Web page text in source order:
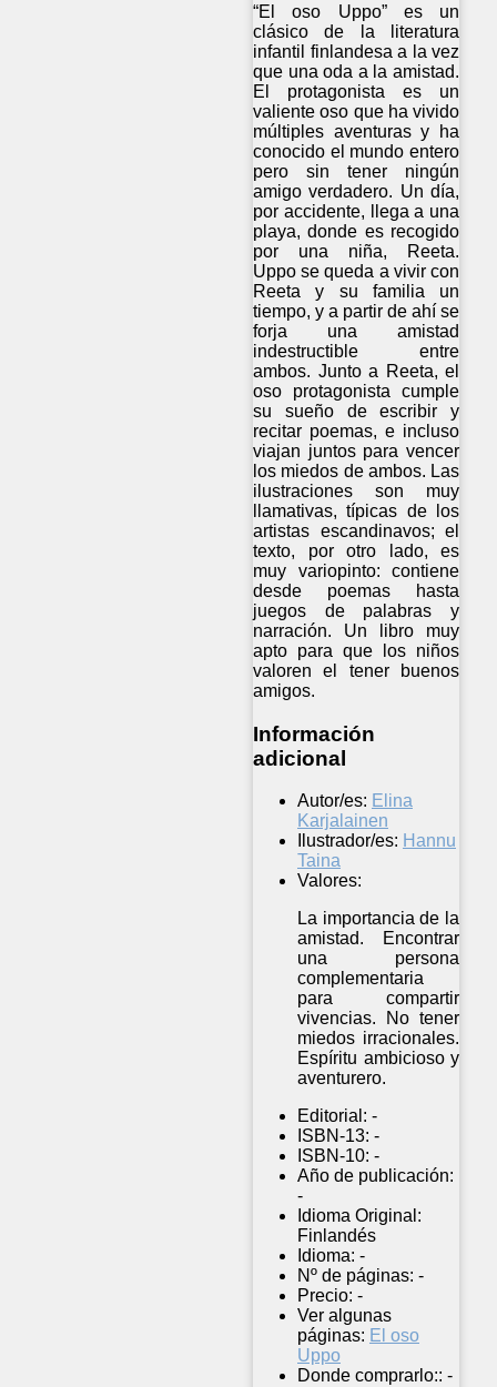
“El oso Uppo” es un
clásico de la literatura
infantil finlandesa a la vez
que una oda a la amistad.
El protagonista es un
valiente oso que ha vivido
múltiples aventuras y ha
conocido el mundo entero
pero sin tener ningún
amigo verdadero. Un día,
por accidente, llega a una
playa, donde es recogido
por una niña, Reeta.
Uppo se queda a vivir con
Reeta y su familia un
tiempo, y a partir de ahí se
forja una amistad
indestructible entre
ambos. Junto a Reeta, el
oso protagonista cumple
su sueño de escribir y
recitar poemas, e incluso
viajan juntos para vencer
los miedos de ambos. Las
ilustraciones son muy
llamativas, típicas de los
artistas escandinavos; el
texto, por otro lado, es
muy variopinto: contiene
desde poemas hasta
juegos de palabras y
narración. Un libro muy
apto para que los niños
valoren el tener buenos
amigos.
Información
adicional
Autor/es: Elina
Karjalainen
Ilustrador/es: Hannu
Taina
Valores:
La importancia de la
amistad. Encontrar
una persona
complementaria
para compartir
vivencias. No tener
miedos irracionales.
Espíritu ambicioso y
aventurero.
Editorial: -
ISBN-13: -
ISBN-10: -
Año de publicación:
-
Idioma Original:
Finlandés
Idioma: -
Nº de páginas: -
Precio: -
Ver algunas
páginas: El oso
Uppo
Donde comprarlo:: -